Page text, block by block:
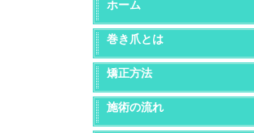
ホーム
巻き爪とは
矯正方法
施術の流れ